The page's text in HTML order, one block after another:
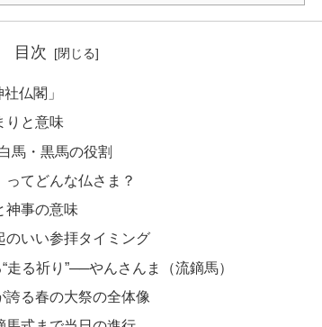
目次
仏閣」
りと意味
馬・黒馬の役割
てどんな仏さま？
神事の意味
のいい参拝タイミング
る祈り”──やんさんま（流鏑馬）
誇る春の大祭の全体像